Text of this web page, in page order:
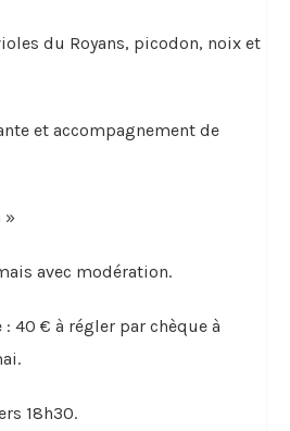
du Royans, picodon, noix et
et accompagnement de
»
avec modération.
40 € à régler par chèque à
18h30.